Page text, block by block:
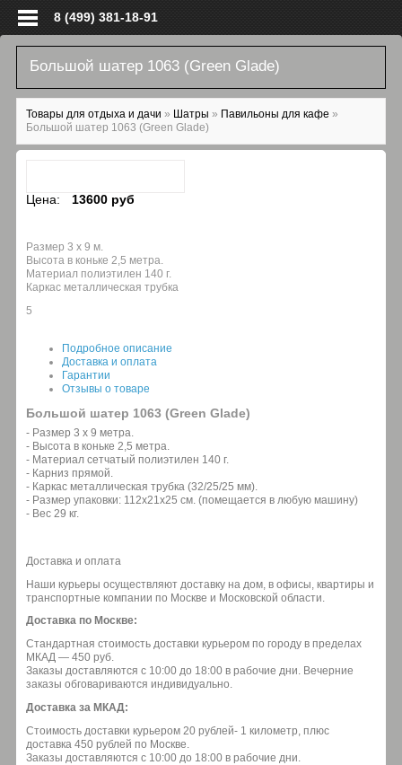
8 (499) 381-18-91
Большой шатер 1063 (Green Glade)
Вы здесь
Товары для отдыха и дачи » Шатры » Павильоны для кафе »
Большой шатер 1063 (Green Glade)
Цена: 13600 руб
Размер 3 х 9 м.
Высота в коньке 2,5 метра.
Материал полиэтилен 140 г.
Каркас металлическая трубка
5
Подробное описание
Доставка и оплата
Гарантии
Отзывы о товаре
Большой шатер 1063 (Green Glade)
- Размер 3 х 9 метра.
- Высота в коньке 2,5 метра.
- Материал сетчатый полиэтилен 140 г.
- Карниз прямой.
- Каркас металлическая трубка (32/25/25 мм).
- Размер упаковки: 112х21х25 см. (помещается в любую машину)
- Вес 29 кг.
Доставка и оплата
Наши курьеры осуществляют доставку на дом, в офисы, квартиры и
транспортные компании по Москве и Московской области.
Доставка по Москве:
Стандартная стоимость доставки курьером по городу в пределах
МКАД — 450 руб.
Заказы доставляются с 10:00 до 18:00 в рабочие дни. Вечерние
заказы обговариваются индивидуально.
Доставка за МКАД:
Стоимость доставки курьером 20 рублей- 1 километр, плюс
доставка 450 рублей по Москве.
Заказы доставляются с 10:00 до 18:00 в рабочие дни.